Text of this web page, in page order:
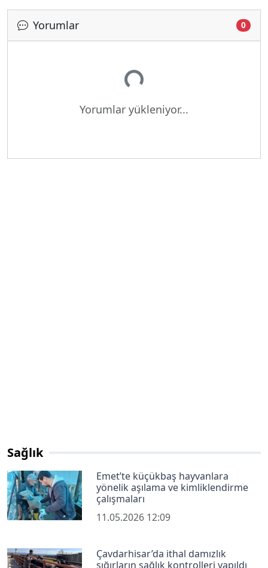
Yorumlar 0
Yükleniyor...
Yorumlar yükleniyor...
Sağlık
Emet’te küçükbaş hayvanlara
yönelik aşılama ve kimliklendirme
çalışmaları
11.05.2026 12:09
Çavdarhisar’da ithal damızlık
sığırların sağlık kontrolleri yapıldı